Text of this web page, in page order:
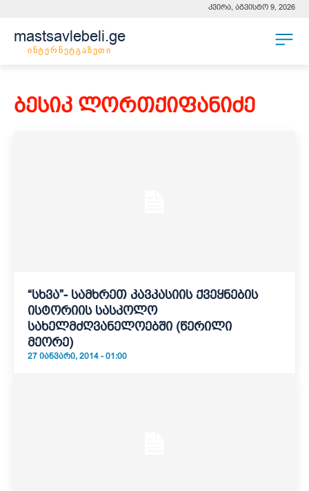
კვირა, აგვისტო 9, 2026
mastsavlebeli.ge
ინტერნეტგაზეთი
ბესიკ ლორთქიფანიძე
“სხვა”- სამხრეთ კავკასიის ქვეყნების
ისტორიის სასკოლო
სახელმძღვანელოებში (წერილი
მეორე)
27 ᲘᲐᲜᲕᲐᲠᲘ, 2014 - 01:00